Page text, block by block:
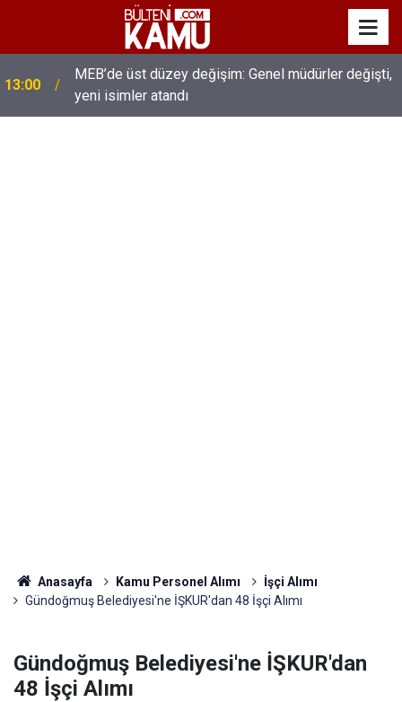
13:00
MEB’de üst düzey değişim: Genel müdürler değişti,
yeni isimler atandı
Anasayfa Kamu Personel Alımı
İşçi Alımı
Gündoğmuş Belediyesi'ne İŞKUR'dan 48 İşçi Alımı
Gündoğmuş Belediyesi'ne İŞKUR'dan
48 İşçi Alımı